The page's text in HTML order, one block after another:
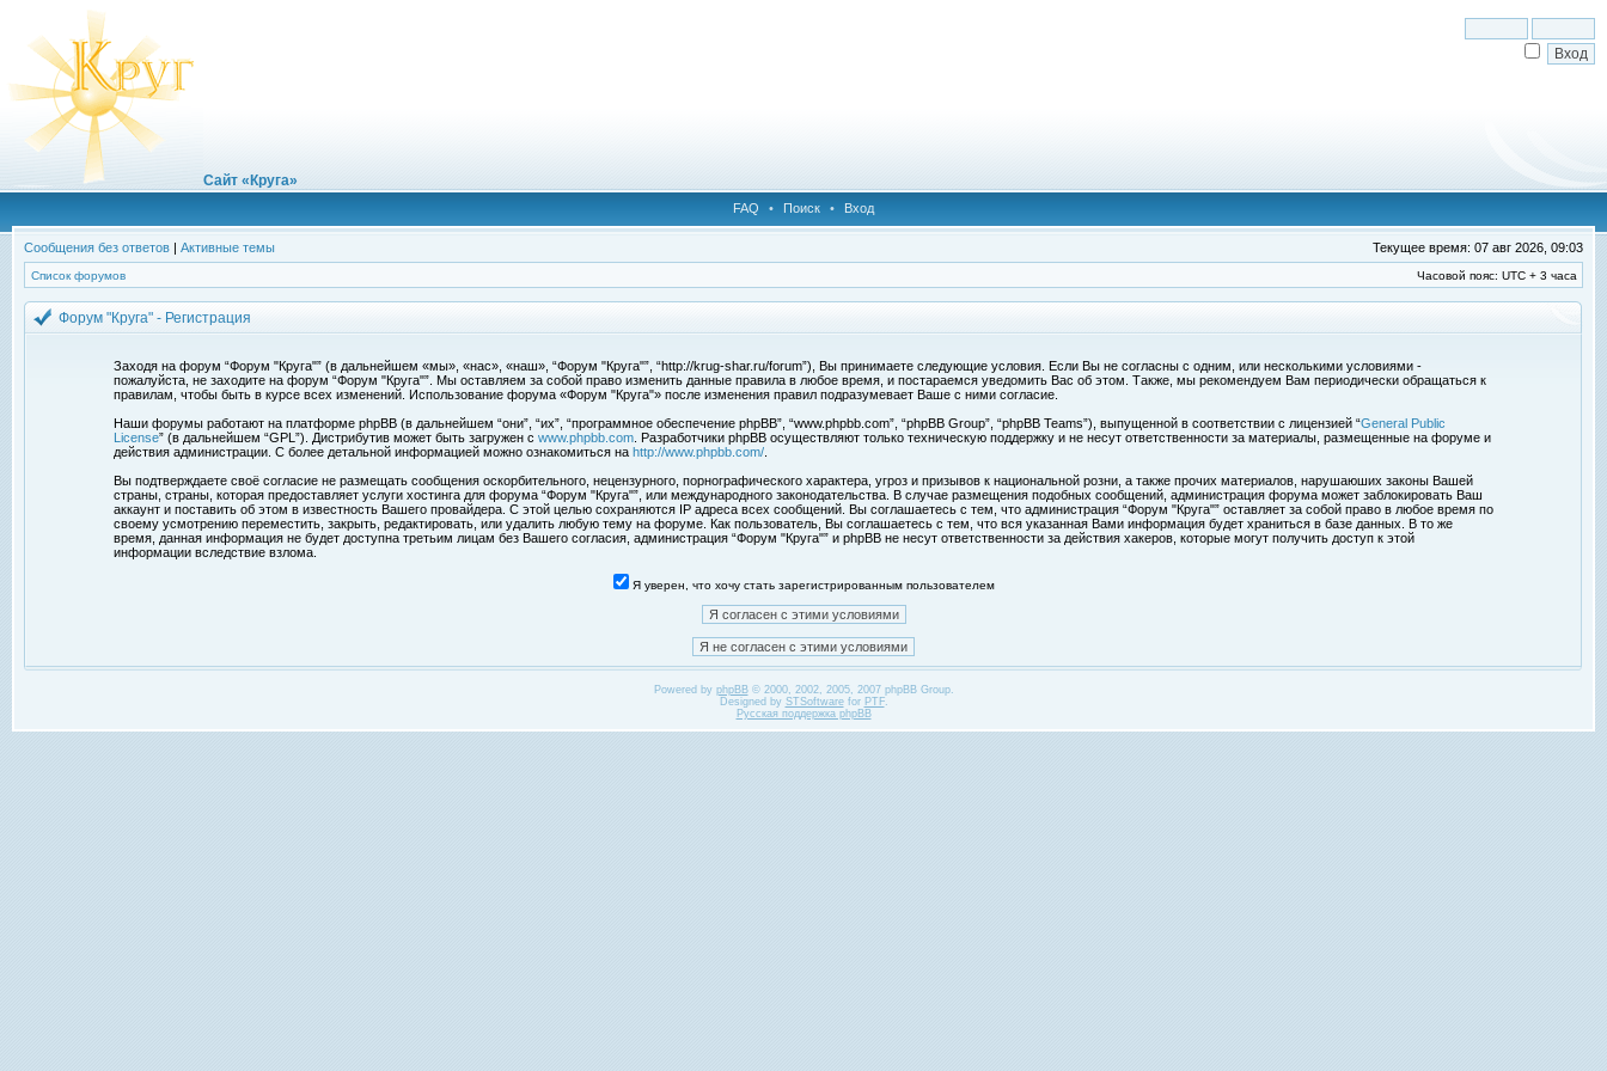
Сайт «Круга»
FAQ • Поиск • Вход
Сообщения без ответов | Активные темы Текущее время: 07 авг 2026, 09:03
Список форумов Часовой пояс: UTC + 3 часа
Форум "Круга" - Регистрация
Заходя на форум “Форум "Круга"” (в дальнейшем «мы», «нас», «наш», “Форум "Круга"”, “http://krug-shar.ru/forum”), Вы принимаете следующие условия. Если Вы не согласны с одним, или несколькими условиями -
пожалуйста, не заходите на форум “Форум "Круга"”. Мы оставляем за собой право изменить данные правила в любое время, и постараемся уведомить Вас об этом. Также, мы рекомендуем Вам периодически обращаться к
правилам, чтобы быть в курсе всех изменений. Использование форума «Форум "Круга"» после изменения правил подразумевает Ваше с ними согласие.
Наши форумы работают на платформе phpBB (в дальнейшем “они”, “их”, “программное обеспечение phpBB”, “www.phpbb.com”, “phpBB Group”, “phpBB Teams”), выпущенной в соответствии с лицензией “General Public
License” (в дальнейшем “GPL”). Дистрибутив может быть загружен с www.phpbb.com . Разработчики phpBB осуществляют только техническую поддержку и не несут ответственности за материалы, размещенные на форуме и
действия администрации. С более детальной информацией можно ознакомиться на http://www.phpbb.com/
Вы подтверждаете своё согласие не размещать сообщения оскорбительного, нецензурного, порнографического характера, угроз и призывов к национальной розни, а также прочих материалов, нарушаюших законы Вашей
страны, страны, которая предоставляет услуги хостинга для форума “Форум "Круга"”, или международного законодательства. В случае размещения подобных сообщений, администрация форума может заблокировать Ваш
аккаунт и поставить об этом в известность Вашего провайдера. С этой целью сохраняются IP адреса всех сообщений. Вы соглашаетесь с тем, что администрация “Форум "Круга"” оставляет за собой право в любое время по
своему усмотрению переместить, закрыть, редактировать, или удалить любую тему на форуме. Как пользователь, Вы соглашаетесь с тем, что вся указанная Вами информация будет храниться в базе данных. В то же
время, данная информация не будет доступна третьим лицам без Вашего согласия, администрация “Форум "Круга"” и phpBB не несут ответственности за действия хакеров, которые могут получить доступ к этой
информации вследствие взлома.
Я уверен, что хочу стать зарегистрированным пользователем
Powered by phpBB© 2000, 2002, 2005, 2007 phpBB Group.
Designed by STSoftwarefor PTF.
Русская поддержка phpBB